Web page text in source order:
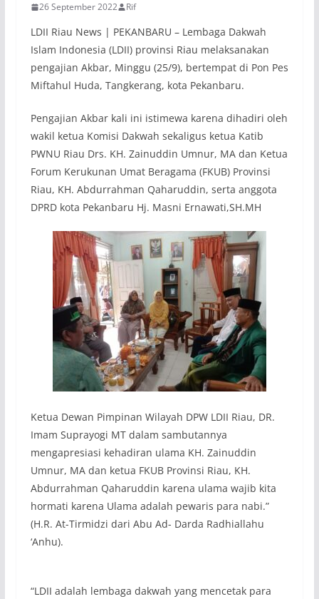
26 September 2022 Rif
LDII Riau News | PEKANBARU – Lembaga Dakwah
Islam Indonesia (LDII) provinsi Riau melaksanakan
pengajian Akbar, Minggu (25/9), bertempat di Pon Pes
Miftahul Huda, Tangkerang, kota Pekanbaru.
Pengajian Akbar kali ini istimewa karena dihadiri oleh
wakil ketua Komisi Dakwah sekaligus ketua Katib
PWNU Riau Drs. KH. Zainuddin Umnur, MA dan Ketua
Forum Kerukunan Umat Beragama (FKUB) Provinsi
Riau, KH. Abdurrahman Qaharuddin, serta anggota
DPRD kota Pekanbaru Hj. Masni Ernawati,SH.MH
Ketua Dewan Pimpinan Wilayah DPW LDII Riau, DR.
Imam Suprayogi MT dalam sambutannya
mengapresiasi kehadiran ulama KH. Zainuddin
Umnur, MA dan ketua FKUB Provinsi Riau, KH.
Abdurrahman Qaharuddin karena ulama wajib kita
hormati karena Ulama adalah pewaris para nabi.”
(H.R. At-Tirmidzi dari Abu Ad- Darda Radhiallahu
‘Anhu).
“LDII adalah lembaga dakwah yang mencetak para